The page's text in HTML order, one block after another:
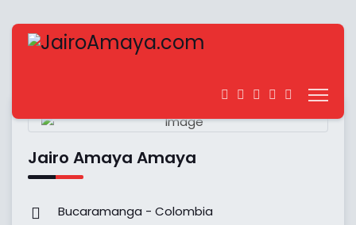
Jairo Amaya Amaya
Bucaramanga - Colombia